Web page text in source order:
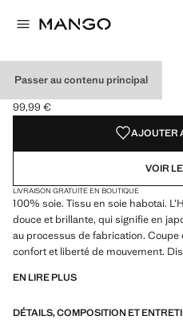
Passer au contenu principal
PANTALON SOIE
Prix actuel [99,99 € ]
99,99 €
Choisissez une couleur
Couleur Vert forêt
Couleur Orange brûlé
Couleur Mûre
AJOUTER
VOIR
LIVRAISON GRATUITE EN BOUTIQUE
100% soie. Tissu en soie habotai.
douce et brillante, qui signifie en
au processus de fabrication. Coupe
confort et liberté de mouvement.
EN LIRE PLUS
DÉTAILS, COMPOSITION ET